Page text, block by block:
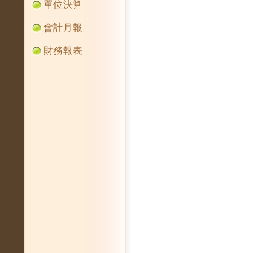
單位決算
會計月報
財務報表